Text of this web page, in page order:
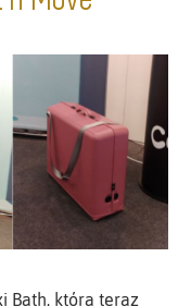
Bath, która teraz